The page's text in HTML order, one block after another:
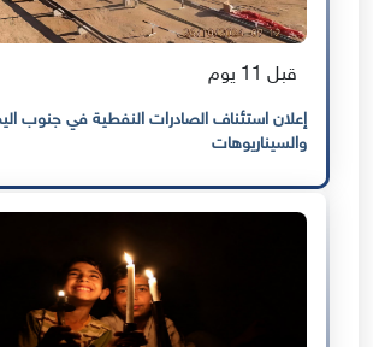
قبل 11 يوم
إعلان استئناف الصادرات النفطية في جنوب
والسيناريوهات